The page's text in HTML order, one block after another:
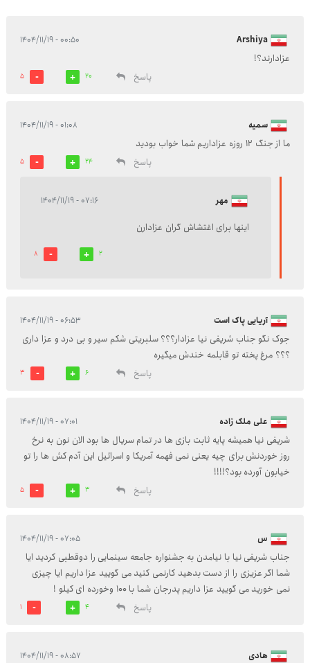
Arshiya ۰۰:۵۰ - ۱۴۰۴/۱۱/۱۹
عزادارند؟!
پاسخ
20
5
سمیه ۰۱:۰۸ - ۱۴۰۴/۱۱/۱۹
ما از جنگ ۱۲ روزه عزاداریم شما خواب بودید
پاسخ
24
5
مهر ۰۷:۱۶ - ۱۴۰۴/۱۱/۱۹
اینها برای اغتشاش گران عزادارن
2
8
آریایی پاک است ۰۶:۵۳ - ۱۴۰۴/۱۱/۱۹
جوک نگو جناب شریفی نیا عزادار؟؟؟ سلبریتی شکم سیر و بی درد و عزا داری
؟؟؟ مرغ پخته تو قابلمه خندش میگیره
پاسخ
6
3
علی ملک زاده ۰۷:۰۱ - ۱۴۰۴/۱۱/۱۹
شریفی نیا همیشه پایه ثابت بازی ها در تمام سریال ها بود الان نون به نرخ
روز خوردنش برای چیه یعنی نمی فهمه آمریکا و اسرائیل این آدم کش ها را تو
خیابون آورده بود؟!!!!
پاسخ
3
5
س ۰۷:۰۵ - ۱۴۰۴/۱۱/۱۹
جناب شریفی نیا با نیامدن به جشنواره جامعه سینمایی را دوقطبی کردید ایا
شما اگر عزیزی را از دست بدهید کارنمی کنید می گویید عزا داریم ایا چیزی
نمی خورید می گویید عزا داریم پدرجان شما با 100 وخورده ای کیلو !
پاسخ
4
1
هادی ۰۸:۵۷ - ۱۴۰۴/۱۱/۱۹